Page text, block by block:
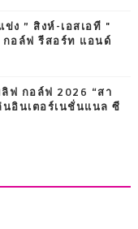
ง ” สิงห์-เอสเอที "
อล์ฟ รีสอร์ท แอนด์
ฟ กอล์ฟ 2026 “สา
อินเตอร์เนชั่นแนล ซี